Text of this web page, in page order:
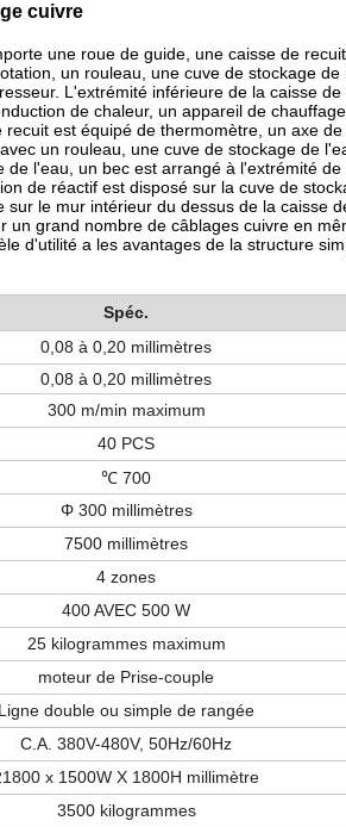
cuivre
une roue de guide, une caisse de
un rouleau, une cuve de stockage de
L'extrémité inférieure de la caisse
de chaleur, un appareil de
est équipé de thermomètre, un axe
un rouleau, une cuve de stockage de
l'eau, un bec est arrangé à l'extrémité de
de réactif est disposé sur la cuve de
le mur intérieur du dessus de la caisse
grand nombre de câblages cuivre en
d'utilité a les avantages de la structure
Spéc.
0,08 à 0,20 millimètres
0,08 à 0,20 millimètres
300 m/min maximum
40 PCS
℃ 700
Φ 300 millimètres
7500 millimètres
4 zones
400 AVEC 500 W
25 kilogrammes maximum
moteur de Prise-couple
Ligne double ou simple de rangée
C.A. 380V-480V, 50Hz/60Hz
x 1500W X 1800H millimètre
3500 kilogrammes